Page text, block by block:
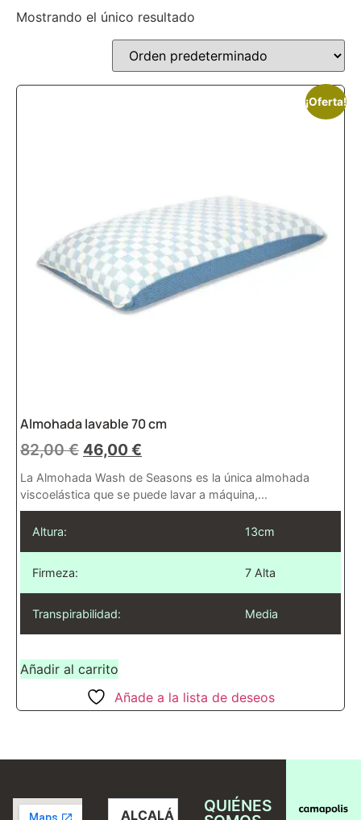
Mostrando el único resultado
¡Oferta!
Almohada lavable 70 cm
82,00€ 46,00€
La Almohada Wash de Seasons es la única almohada
viscoelástica que se puede lavar a máquina,...
Altura: 13cm
Firmeza: 7 Alta
Transpirabilidad: Media
Añadir al carrito
Añade a la lista de deseos
ALCALÁ
QUIÉNES